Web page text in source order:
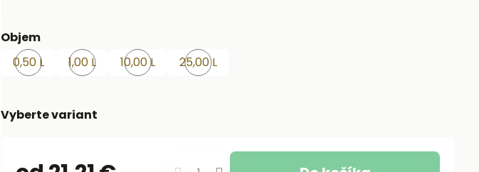
Objem
0,50 L
1,00 L
10,00 L
25,00 L
Vyberte variant